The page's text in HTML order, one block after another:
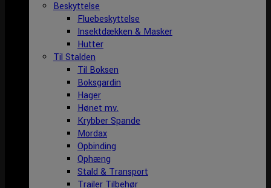
Beskyttelse
Fluebeskyttelse
Insektdækken & Masker
Hutter
Til Stalden
Til Boksen
Boksgardin
Hager
Hønet mv.
Krybber Spande
Mordax
Opbinding
Ophæng
Stald & Transport
Trailer Tilbehør